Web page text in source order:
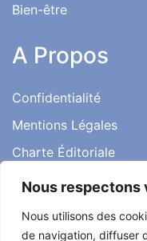
Nous respectons
Nous utilisons des
de navigation, diffuser
Bien-être
A Propos
Confidentialité
Mentions Légales
Charte Éditoriale
Conditions d’utilisation
Témoignages